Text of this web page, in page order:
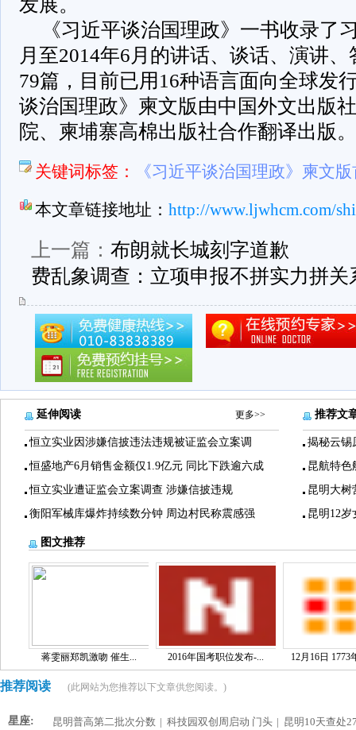
发展。
《习近平谈治国理政》一书收录了
月至2014年6月的讲话、谈话、演讲
79篇，目前已用16种语言面向全球发
谈治国理政》柬文版由中国外文出版
院、柬埔寨高棉出版社合作翻译出版。
关键词标签：
《习近平谈治国理政》柬文
本文章链接地址： http://www.ljwhcm.com/
上一篇： 布朗就长城刻字道歉
费乱象调查：立项申报不拼实力拼关
延伸阅读 更多>>
恒立实业因涉嫌信披违法违规被证监会立案调
恒盛地产6月销售金额仅1.9亿元 同比下跌逾六成
恒立实业遭证监会立案调查 涉嫌信披违规
衡阳军械库爆炸持续数分钟 周边村民称震感强
推荐文
揭秘云锡
昆航特色
昆明大树
昆明12
图文推荐
蒋雯丽郑凯激吻 催生... 2016年国考职位发布-... 12月16日 1773
推荐阅读 (此网站为您推荐以下文章供您阅读。)
星座: 昆明普高第二批次分数 | 科技园双创周启动 门头 | 昆明10天查处